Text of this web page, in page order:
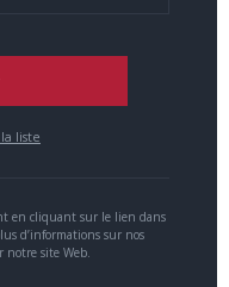
liste
en cliquant sur le lien dans
d’informations sur nos
notre site Web.